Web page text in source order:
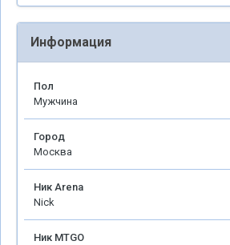
Информация
Пол
Мужчина
Город
Москва
Ник Arena
Nick
Ник MTGO